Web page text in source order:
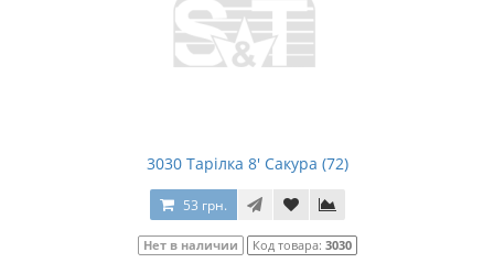
3030 Тарілка 8' Сакура (72)
53 грн.
Нет в наличии Код товара: 3030